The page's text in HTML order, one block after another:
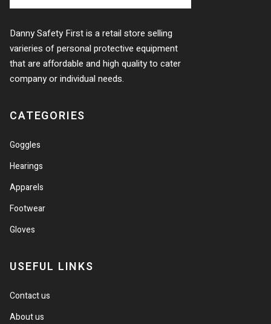
Danny Safety First is a retail store selling
varieries of personal protective equipment
that are affordable and high quality to cater
company or individual needs.
CATEGORIES
Goggles
Hearings
Apparels
Footwear
Gloves
USEFUL LINKS
Contact us
About us